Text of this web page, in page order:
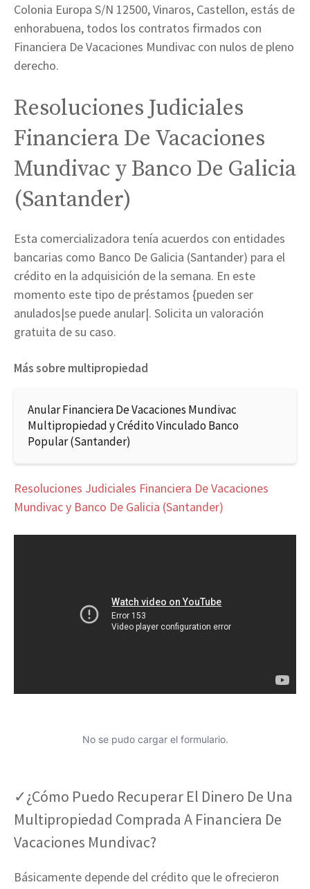
Colonia Europa S/N 12500, Vinaros, Castellon, estás de
enhorabuena, todos los contratos firmados con
Financiera De Vacaciones Mundivac con nulos de pleno
derecho.
Resoluciones Judiciales
Financiera De Vacaciones
Mundivac y Banco De Galicia
(Santander)
Esta comercializadora tenía acuerdos con entidades
bancarias como Banco De Galicia (Santander) para el
crédito en la adquisición de la semana. En este
momento este tipo de préstamos {pueden ser
anulados|se puede anular|. Solicita un valoración
gratuita de su caso.
Más sobre multipropiedad
Anular Financiera De Vacaciones Mundivac
Multipropiedad y Crédito Vinculado Banco
Popular (Santander)
Resoluciones Judiciales Financiera De Vacaciones
Mundivac y Banco De Galicia (Santander)
No se pudo cargar el formulario.
✓¿Cómo Puedo Recuperar El Dinero De Una
Multipropiedad Comprada A Financiera De
Vacaciones Mundivac?
Básicamente depende del crédito que le ofrecieron